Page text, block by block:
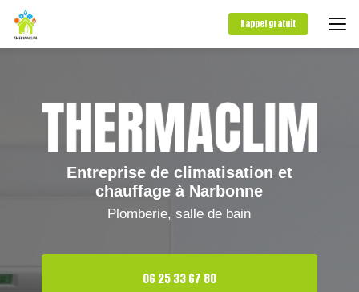
contenu
Rappel gratuit
Entreprise de climatisation et
chauffage à Narbonne
Plomberie, salle de bain
06 25 33 67 80